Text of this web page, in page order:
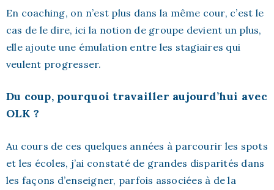
En coaching, on n’est plus dans la même cour, c’est le
cas de le dire, ici la notion de groupe devient un plus,
elle ajoute une émulation entre les stagiaires qui
veulent progresser.
Du coup, pourquoi travailler aujourd’hui avec
OLK ?
Au cours de ces quelques années à parcourir les spots
et les écoles, j’ai constaté de grandes disparités dans
les façons d’enseigner, parfois associées à de la